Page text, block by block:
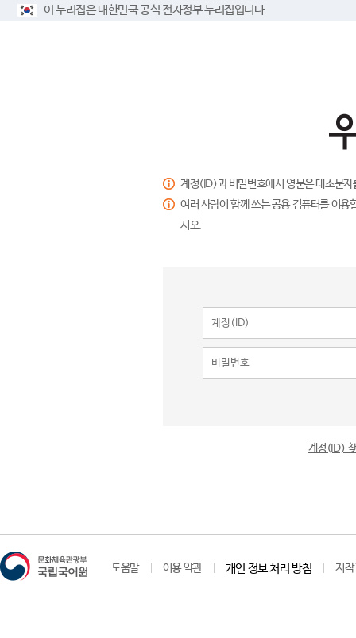
이 누리집은 대한민국 공식 전자정부 누리집입니다.
계정(ID)과 비밀번호에서 영문은 대소문
여러 사람이 함께 쓰는 공용 컴퓨터를 이
시오.
계정(ID)
도움말 이용 약관 개인 정보 처리 방침 저